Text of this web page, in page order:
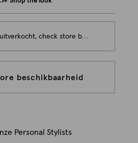
check store beschikbaarheid
beschikbaarheid
Personal Stylists